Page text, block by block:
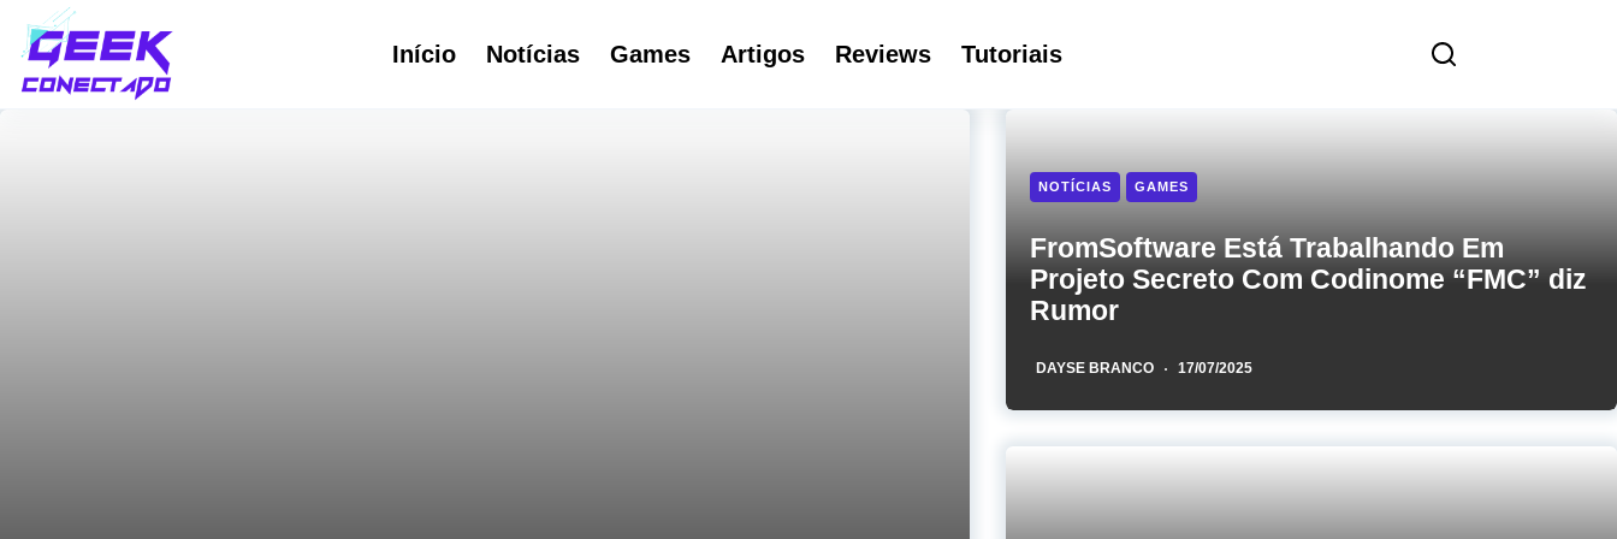
Pular
para
Início Notícias Games Artigos Reviews Tutoriais
NOTÍCIAS GAMES
FromSoftware Está Trabalhando Em
Projeto Secreto Com Codinome “FMC” diz
Rumor
DAYSE BRANCO 17/07/2025